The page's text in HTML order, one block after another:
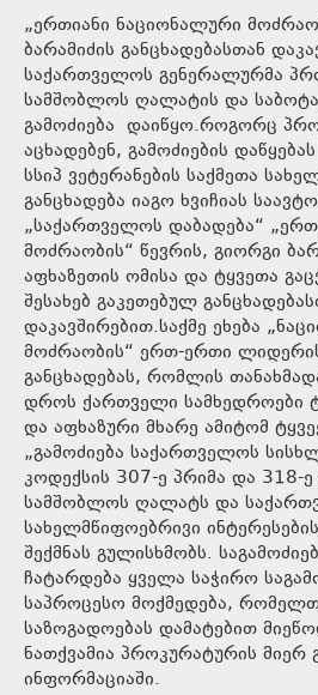
„ერთიანი ნაციონალური
ბარამიძის განცხადებასთან
საქართველოს გენერალურმა
სამშობლოს ღალატის და
გამოძიება დაიწყო.როგორც
აცხადებენ, გამოძიების
სსიპ ვეტერანების საქმეთა
განცხადება იაგო ხვიჩიას
„საქართველოს დაბადება“
მოძრაობის“ წევრის, გიორგი
აფხაზეთის ომისა და ტყვეთა
შესახებ გაკეთებულ
დაკავშირებით.საქმე ეხება
მოძრაობის“ ერთ-ერთი
განცხადებას, რომლის
დროს ქართველი სამხედროები
და აფხაზური მხარე ამიტომ
„გამოძიება საქართველოს
კოდექსის 307-ე პრიმა და 318-
სამშობლოს ღალატს და
სახელმწიფოებრივი
შექმნას გულისხმობს.
ჩატარდება ყველა საჭირო
საპროცესო მოქმედება,
საზოგადოებას დამატებით
ნათქვამია პროკურატურის
ინფორმაციაში.